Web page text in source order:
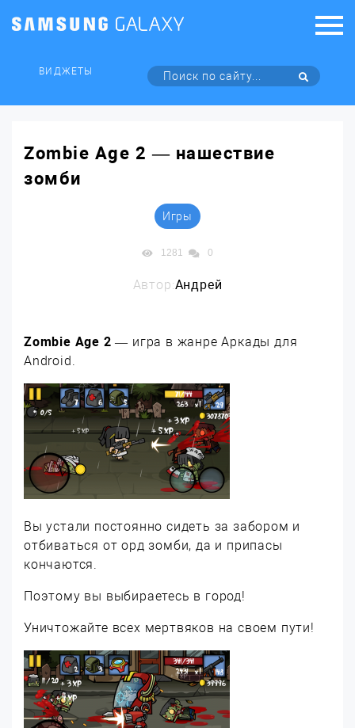
ВИДЖЕТЫ
Zombie Age 2 — нашествие
зомби
Игры
1281 0
Автор:Андрей
Zombie Age 2 — игра в жанре Аркады для
Android.
Вы устали постоянно сидеть за забором и
отбиваться от орд зомби, да и припасы
кончаются.
Поэтому вы выбираетесь в город!
Уничтожайте всех мертвяков на своем пути!